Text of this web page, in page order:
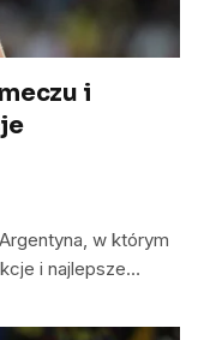
i
w którym
i najlepsze…